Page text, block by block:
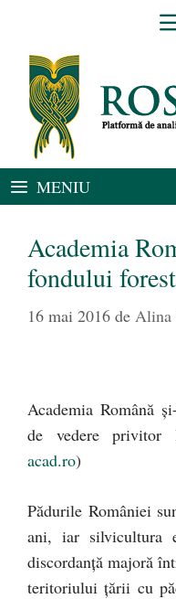
conținut
MENIU
Academia
fondului
16 mai 2016 de Alina
Academia Română
de vedere privitor
acad.ro)
Pădurile României
ani, iar silvicultura
discordanţă majoră
teritoriului ţării cu